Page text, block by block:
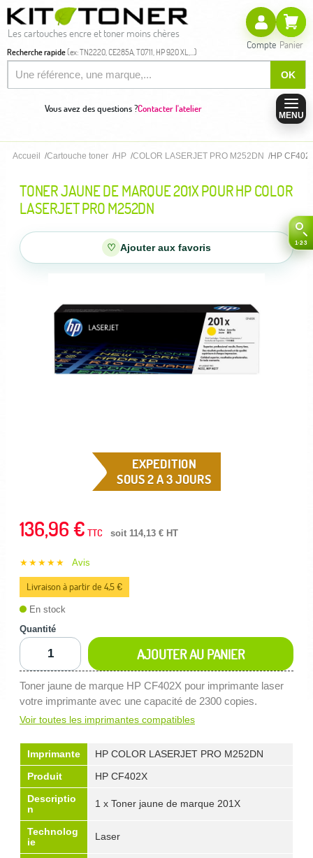
Les cartouches encre et toner moins chères
Recherche rapide(ex: TN2220, CE285A, T0711, HP 920 XL,...)
OK
Compte Panier
Vous avez des questions ?Contacter l'atelier
MENU
Accueil Cartouche toner HP COLOR LASERJET PRO M252DN HP
TONER JAUNE DE MARQUE 201X POUR HP COLOR
LASERJET PRO M252DN
♡ Ajouter aux favoris
EXPEDITION
SOUS 2 A 3 JOURS
136,96 € TTC soit 114,13 € HT
★★★★★ Avis
Livraison à partir de 4,5 €
En stock
Quantité
AJOUTER AU PANIER
Toner jaune de marque HP CF402X pour imprimante laser
votre imprimante avec une capacité de 2300 copies.
Voir toutes les imprimantes compatibles
Imprimante
HP COLOR LASERJET PRO M252DN
Produit
HP CF402X
Descriptio
n
1 x Toner jaune de marque 201X
Technolog
ie
Laser